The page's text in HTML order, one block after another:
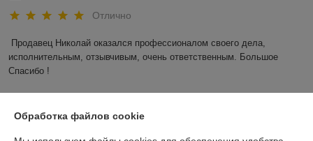
Отлично
Продавец Николай оказался профессионалом своего дела,
исполнительным, отзывчивым, очень ответственным. Большое
Спасибо !
Обработка файлов cookie